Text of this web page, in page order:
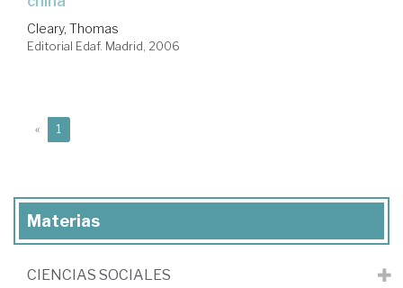
Cleary, Thomas
Editorial Edaf. Madrid, 2006
« 1
Materias
CIENCIAS SOCIALES